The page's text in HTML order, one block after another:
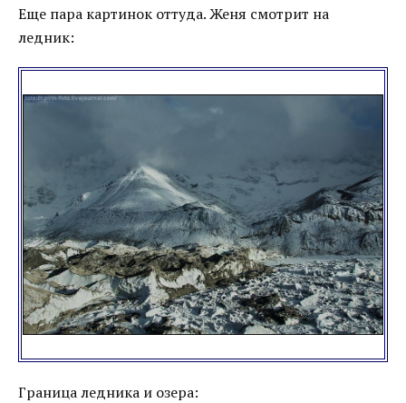
Еще пара картинок оттуда. Женя смотрит на
ледник:
Граница ледника и озера: